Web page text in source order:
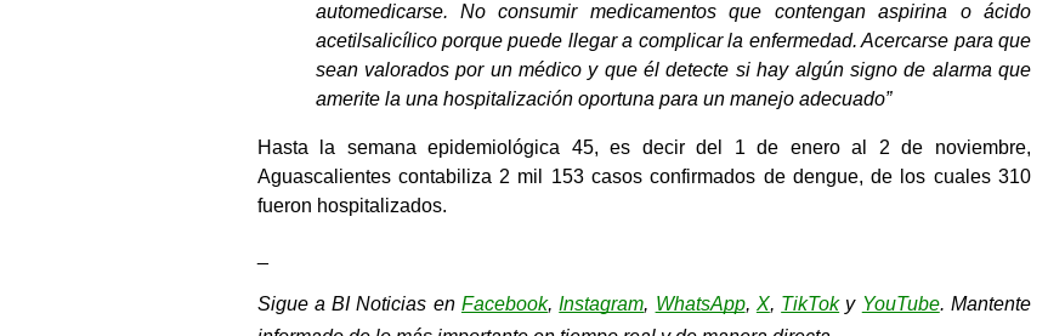
automedicarse. No consumir medicamentos que contengan aspirina o ácido
acetilsalicílico porque puede llegar a complicar la enfermedad. Acercarse para que
sean valorados por un médico y que él detecte si hay algún signo de alarma que
amerite la una hospitalización oportuna para un manejo adecuado”
Hasta la semana epidemiológica 45, es decir del 1 de enero al 2 de noviembre,
Aguascalientes contabiliza 2 mil 153 casos confirmados de dengue, de los cuales 310
fueron hospitalizados.
Sigue a BI Noticias en Facebook, Instagram, WhatsApp, X, TikTok y YouTube. Mantente